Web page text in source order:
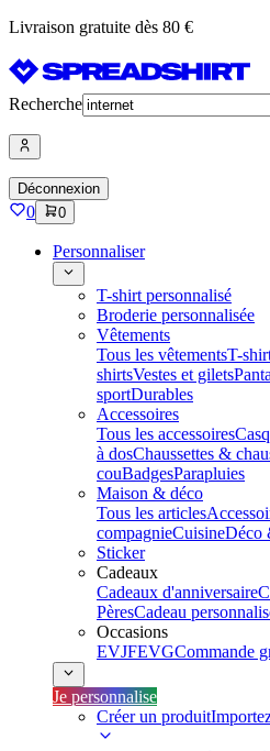
Livraison gratuite dès 80 €
Recherche
Déconnexion
0 0
Personnaliser
T-shirt personnalisé
Broderie personnalisée
Vêtements
Tous les vêtementsT-
shirtsVestes et gilets
sportDurables
Accessoires
Tous les accessoires
à dosChaussettes &
couBadgesParapluies
Maison & déco
Tous les articles
compagnieCuisineDéco
Sticker
Cadeaux
Cadeaux d'anniversaire
PèresCadeau
Occasions
EVJFEVGCommande
Je personnalise
Créer un produit